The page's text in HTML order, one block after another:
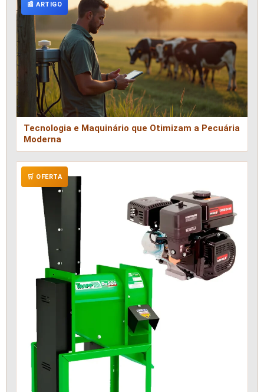
📰 ARTIGO
Tecnologia e Maquinário que Otimizam a Pecuária
Moderna
🛒 OFERTA